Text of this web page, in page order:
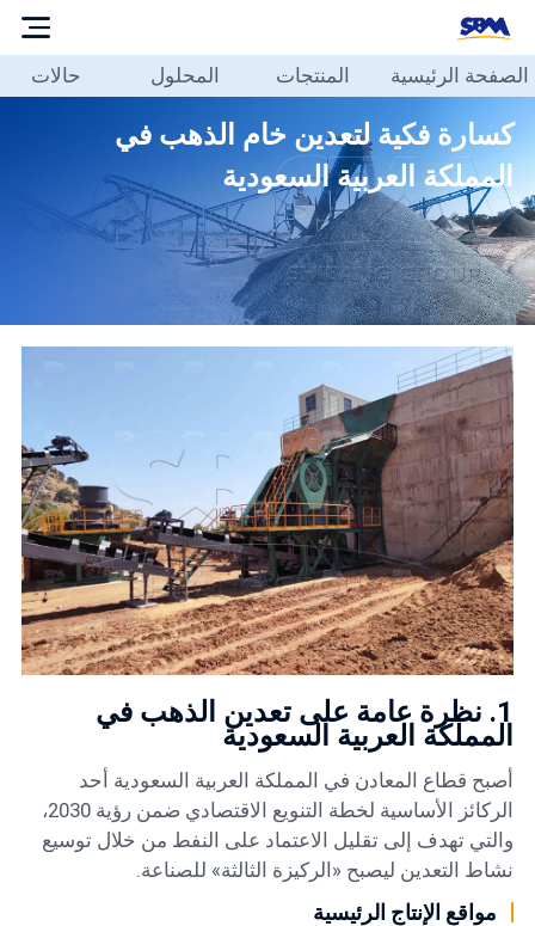
الصفحة
الرئيسية
المنتجات
المحلول
حالات
مدونة
حولنا
الاتصال
بنا
العربية
الصفحة الرئيسية المنتجات المحلول حالات
كسارة فكية لتعدين خام الذهب في
المملكة العربية السعودية
1. نظرة عامة على تعدين الذهب في
المملكة العربية السعودية
أصبح قطاع المعادن في المملكة العربية السعودية أحد
الركائز الأساسية لخطة التنويع الاقتصادي ضمن رؤية 2030،
والتي تهدف إلى تقليل الاعتماد على النفط من خلال توسيع
نشاط التعدين ليصبح «الركيزة الثالثة» للصناعة.
مواقع الإنتاج الرئيسية